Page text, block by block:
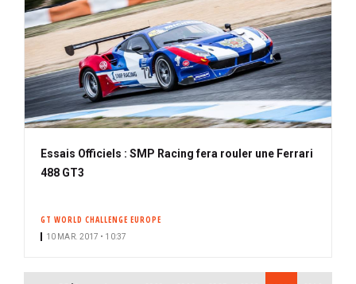
Essais Officiels : SMP Racing fera rouler une Ferrari
488 GT3
GT WORLD CHALLENGE EUROPE
10 MAR. 2017 • 10:37